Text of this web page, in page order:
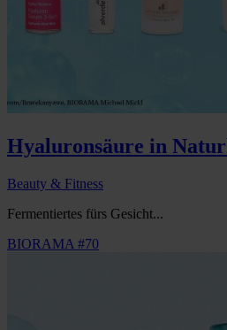
Hyaluronsäure in
Beauty & Fitness
Fermentiertes fürs Gesicht...
BIORAMA #70